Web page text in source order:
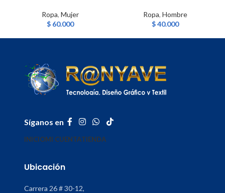
Ropa, Mujer
$60.000
Ropa, Hombre
$40.000
Síganos en
INICIOMI CUENTATIENDA
Ubicación
Carrera 26 # 30-12,